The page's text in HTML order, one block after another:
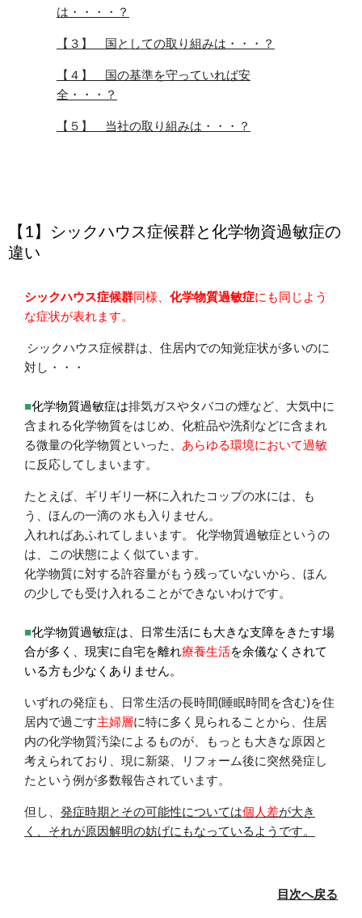
は・・・・？
【３】 国としての取り組みは・・・？
【４】 国の基準を守っていれば安
全・・・？
【５】 当社の取り組みは・・・？
【1】シックハウス症候群と化学物資過敏症の
違い
シックハウス症候群同様、 化学物質過敏症にも同じよう
な症状が表れます。
シックハウス症候群は、住居内での知覚症状が多いのに
対し・・・
■化学物質過敏症は排気ガスやタバコの煙など、大気中に
含まれる化学物質をはじめ、化粧品や洗剤などに含まれ
る微量の化学物質といった、 あらゆる環境において過敏
に反応してしまいます。
たとえば、ギリギリ一杯に入れたコップの水には、も
う、ほんの一滴の 水も入りません。
入れればあふれてしまいます。 化学物質過敏症というの
は、この状態によく似ています。
化学物質に対する許容量がもう残っていないから、ほん
の少しでも受け入れることができないわけです。
■化学物質過敏症は、日常生活にも大きな支障をきたす場
合が多く、現実に自宅を離れ療養生活を余儀なくされて
いる方も少なくありません。
いずれの発症も、日常生活の長時間(睡眠時間を含む)を住
居内で過ごす主婦層に特に多く見られることから、住居
内の化学物質汚染によるものが、もっとも大きな原因と
考えられており、現に新築、リフォーム後に突然発症し
たという例が多数報告されています。
但し、 発症時期とその可能性については個人差が大き
く、それが原因解明の妨げにもなっているようです。
目次へ戻る